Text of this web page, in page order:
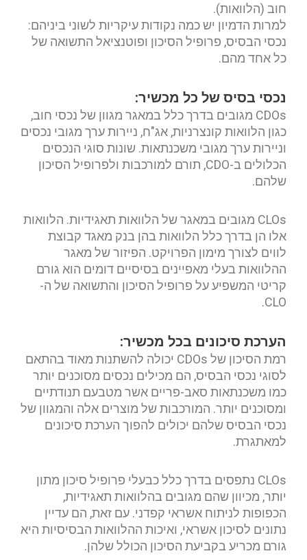
חוב (הלוואות).
למרות הדמיון יש כמה נקודות עיקריות לשוני ביניהם:
נכסי הבסיס, פרופיל הסיכון ופוטנציאל התשואה של
כל אחד מהם.
נכסי בסיס של כל מכשיר:
CDOs מגובים בדרך כלל במאגר מגוון של נכסי חוב,
כגון הלוואות קונצרניות, אג"ח, ניירות ערך מגובי נכסים
וניירות ערך מגובי משכנתאות. שונות סוגי הנכסים
הכלולים ב-CDO, תורם למורכבות ולפרופיל הסיכון
שלהם.
CLOs מגובים במאגר של הלוואות תאגידיות. הלוואות
אלו הן בדרך כלל הלוואות בהן בנק מאגד קבוצת
לווים לצורך מימון הפרויקט. הפיזור של מאגר
ההלוואות בעלי מאפיינים בסיסיים דומים הוא גורם
קריטי המשפיע על פרופיל הסיכון והתשואה של ה-
CLO.
הערכת סיכונים בכל מכשיר:
רמת הסיכון של CDOs יכולה להשתנות מאוד בהתאם
לסוגי נכסי הבסיס, הם מכילים נכסים מסוכנים יותר
כמו משכנתאות סאב-פריים אשר מטבעם תנודתיים
ומסוכנים יותר. המורכבות של מוצרים אלה והמגוון של
נכסי הבסיס שלהם יכולים להפוך הערכת סיכונים
למאתגרת.
CLOs נתפסים בדרך כלל כבעלי פרופיל סיכון מתון
יותר, מכיוון שהם מגובים בהלוואות תאגידיות,
הכפופות לניתוח אשראי קפדני. עם זאת, הם עדיין
נתונים לסיכון אשראי, ואיכות ההלוואות הבסיסיות היא
גורם מכריע בקביעת הסיכון הכולל שלהן.